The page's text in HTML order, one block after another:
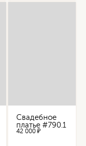
Свадебное
платье #790.1
42 000 ₽